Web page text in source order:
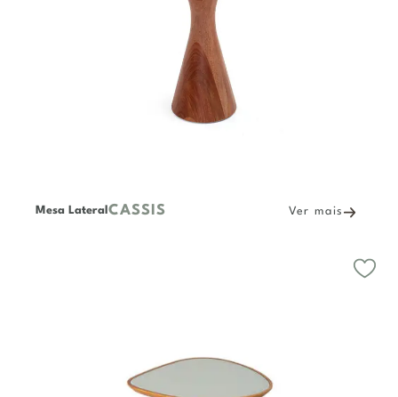
Mesa Lateral CASSIS Ver mais